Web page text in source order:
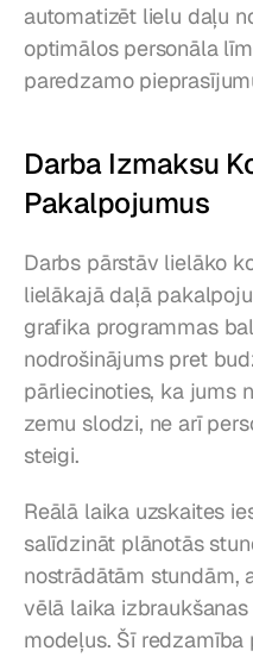
automatizēt lielu daļu
optimālos personāla
paredzamo
Darba Izmaksu
Pakalpojumus
Darbs pārstāv lielāko
lielākajā daļā
grafika programmas
nodrošinājums pret
pārliecinoties, ka jums
zemu slodzi, ne arī
steigi.
Reālā laika uzskaites
salīdzināt plānotās
nostrādātām stundām,
vēlā laika
modeļus. Šī